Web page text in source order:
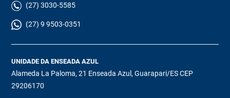
(27) 3030-5585
(27) 9 9503-0351
UNIDADE DA ENSEADA AZUL
Alameda La Paloma, 21 Enseada Azul, Guarapari/ES CEP
29206170